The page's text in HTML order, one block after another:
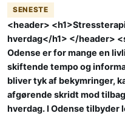
SENESTE
<header>
hverdag</h1> </header>
Odense er for mange en
skiftende tempo og
bliver tyk af bekymringer,
afgørende skridt mod
hverdag. I Odense tilbyder